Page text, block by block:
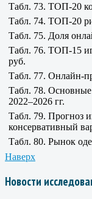
Табл. 73. ТОП-20
Табл. 74. ТОП-20
Табл. 75. Доля
Табл. 76. ТОП-15
руб.
Табл. 77. Онлайн-
Табл. 78. Основные
2022–2026 гг.
Табл. 79. Прогноз
консервативный
Табл. 80. Рынок
Наверх
Новости